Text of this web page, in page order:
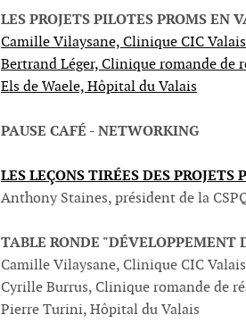
LES PROJETS PILOTES PROMS EN
Camille Vilaysane, Clinique CIC Valais
Bertrand Léger, Clinique romande de
Els de Waele, Hôpital du Valais
PAUSE CAFÉ - NETWORKING
LES LEÇONS TIRÉES DES PROJETS
Anthony Staines, président de la
TABLE RONDE "DÉVELOPPEMENT
Camille Vilaysane, Clinique CIC Valais
Cyrille Burrus, Clinique romande de
Pierre Turini, Hôpital du Valais